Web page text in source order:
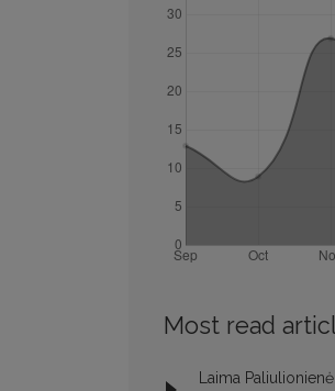
Most read
Laima Paliulionienė,